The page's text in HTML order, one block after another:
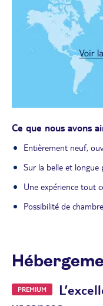
Ce que nous avons
Entièrement neuf,
Sur la belle et longue
Une expérience tout
Possibilité de
PREMIUM